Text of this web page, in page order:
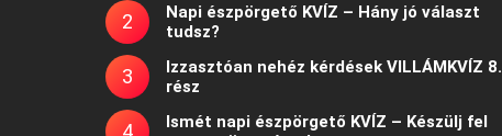
Napi észpörgető KVÍZ – Hány jó választ
tudsz?
Izzasztóan nehéz kérdések VILLÁMKVÍZ 8.
rész
Ismét napi észpörgető KVÍZ – Készülj fel